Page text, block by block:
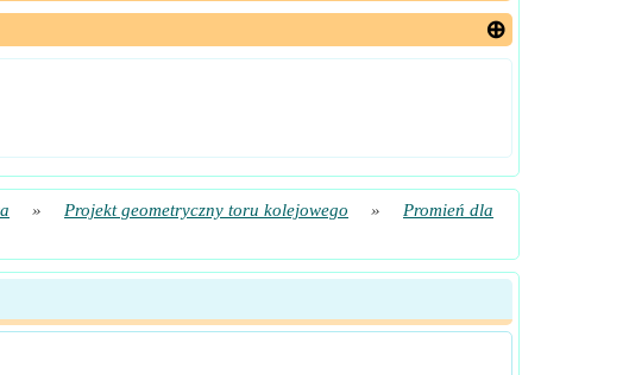
» Projekt geometryczny toru kolejowego »
Promień dla